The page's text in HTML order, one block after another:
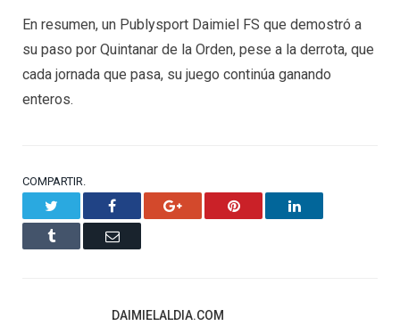
En resumen, un Publysport Daimiel FS que demostró a
su paso por Quintanar de la Orden, pese a la derrota, que
cada jornada que pasa, su juego continúa ganando
enteros.
COMPARTIR.
Facebook Google+ Pinterest LinkedIn
Tumblr Email
DAIMIELALDIA.COM